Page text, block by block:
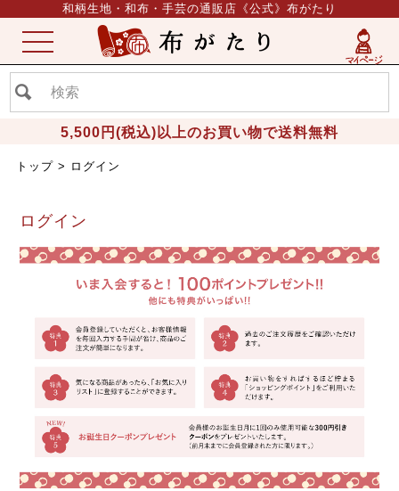
和柄生地・和布・手芸の通販店《公式》布がたり
5,500円(税込)以上のお買い物で送料無料
ME
NU
トップ ログイン
ログイン